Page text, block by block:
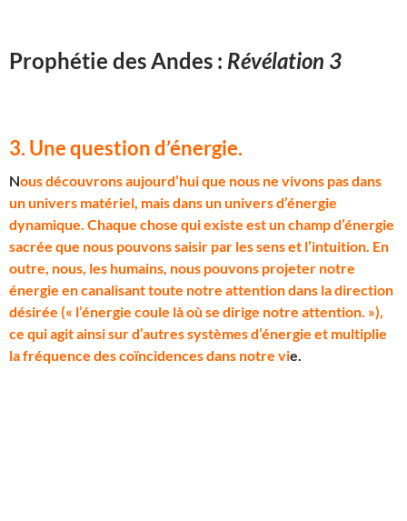
Prophétie des Andes : Révélation 3
3. Une question d’énergie.
Nous découvrons aujourd’hui que nous ne vivons pas dans
un univers matériel, mais dans un univers d’énergie
dynamique. Chaque chose qui existe est un champ d’énergie
sacrée que nous pouvons saisir par les sens et l’intuition. En
outre, nous, les humains, nous pouvons projeter notre
énergie en canalisant toute notre attention dans la direction
désirée (« l’énergie coule là où se dirige notre attention. »),
ce qui agit ainsi sur d’autres systèmes d’énergie et multiplie
la fréquence des coïncidences dans notre vie.